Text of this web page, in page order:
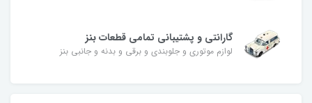
گارانتی و پشتیبانی تمامی قطعات بنز
لوازم موتوری و جلوبندی و برقی و بدنه و جانبی بنز